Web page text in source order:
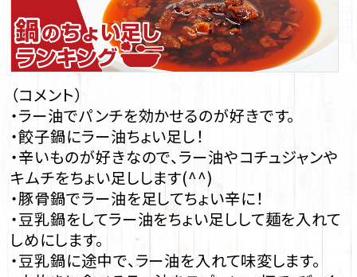
（コメント）
・ラー油でパンチを効かせるのが好きです。
・餃子鍋にラー油ちょい足し！
・辛いものが好きなので、ラー油やコチュジャンや
キムチをちょい足しします(^^)
・豚骨鍋でラー油を足してちょい辛に！
・豆乳鍋をしてラー油をちょい足しして麺を入れて
しめにします。
・豆乳鍋に途中で、ラー油を入れて味変します。